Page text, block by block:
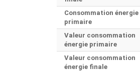
Consommation énergie
primaire
Valeur consommation
énergie primaire
Valeur consommation
énergie finale